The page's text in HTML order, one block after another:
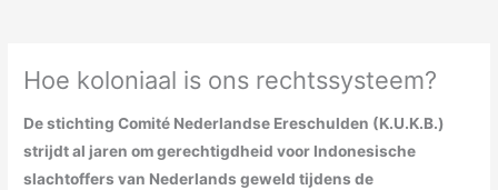
Hoe koloniaal is ons rechtssysteem?
De stichting Comité Nederlandse Ereschulden (K.U.K.B.)
strijdt al jaren om gerechtigdheid voor Indonesische
slachtoffers van Nederlands geweld tijdens de